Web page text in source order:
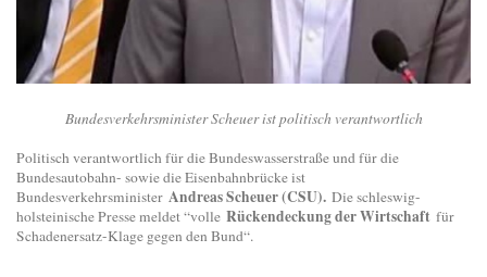
Bundesverkehrsminister Scheuer ist politisch verantwortlich
Politisch verantwortlich für die Bundeswasserstraße und für die
Bundesautobahn- sowie die Eisenbahnbrücke ist
Bundesverkehrsminister Andreas Scheuer (CSU). Die schleswig-
holsteinische Presse meldet “volle Rückendeckung der Wirtschaft für
Schadenersatz-Klage gegen den Bund“.